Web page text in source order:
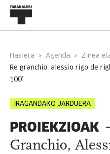
Hasiera Agenda
Zinea
re granchio, alessio rigo de righi, matteo zoppis. italia, 2021.
100’
IRAGANDAKO JARDUERA
PROIEKZIOAK
Granchio,